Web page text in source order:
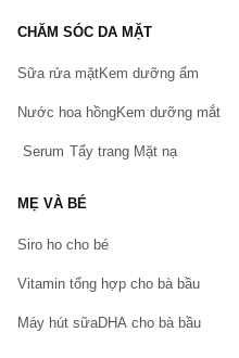
Bạn gặp vấn đề về sản
Hãy báo lỗi cho chúng tôi.
CHĂM SÓC DA MẶT
Sữa rửa mặtKem dưỡng ẩm
Nước hoa hồngKem dưỡng mắt
Serum Tẩy trang Mặt nạ
MẸ VÀ BÉ
Siro ho cho bé
Vitamin tổng hợp cho bà bầu
Máy hút sữaDHA cho bà bầu